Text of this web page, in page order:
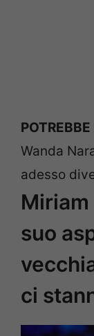
Wanda
adesso
suo
ci